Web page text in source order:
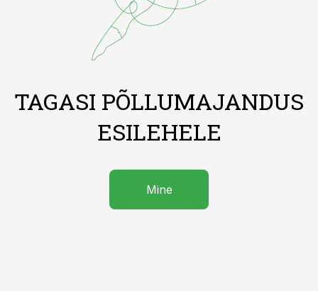
TAGASI PÕLLUMAJANDUS
ESILEHELE
Mine